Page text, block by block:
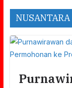
NUSANTARA